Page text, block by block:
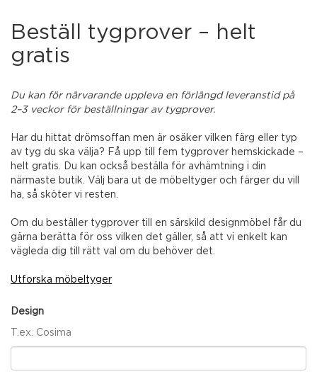
Beställ tygprover – helt
gratis
Du kan för närvarande uppleva en förlängd leveranstid på
2–3 veckor för beställningar av tygprover.
Har du hittat drömsoffan men är osäker vilken färg eller typ
av tyg du ska välja? Få upp till fem tygprover hemskickade –
helt gratis. Du kan också beställa för avhämtning i din
närmaste butik. Välj bara ut de möbeltyger och färger du vill
ha, så sköter vi resten.
Om du beställer tygprover till en särskild designmöbel får du
gärna berätta för oss vilken det gäller, så att vi enkelt kan
vägleda dig till rätt val om du behöver det.
Utforska möbeltyger
Design
T.ex. Cosima